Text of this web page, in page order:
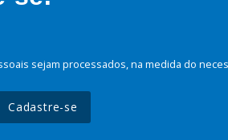
sejam processados, na medida do
Cadastre-se